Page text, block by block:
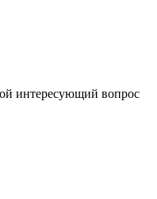
интересующий вопрос